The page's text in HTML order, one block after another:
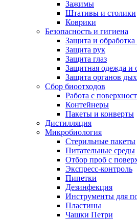
Зажимы
Штативы и столики
Коврики
Безопасность и гигиена
Защита и
Защита рук
Защита глаз
Защитная одежда и
Защита органов
Сбор биоотходов
Работа с
Контейнеры
Пакеты и конверты
Дистилляция
Микробиология
Стерильные пакеты
Питательные среды
Отбор проб с
Экспресс-контроль
Пипетки
Дезинфекция
Инструменты для
Пластины
Чашки Петри